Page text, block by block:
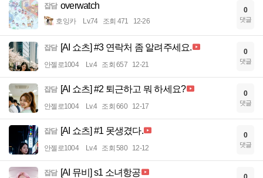
잡담 overwatch
호잉카 Lv.74 조회 471 12-26
0
댓글
잡담 [AI 쇼츠] #3 연락처 좀 알려주세요.
안젤로1004 Lv.4 조회 657 12-21
0
댓글
잡담 [AI 쇼츠] #2 퇴근하고 뭐 하세요?
안젤로1004 Lv.4 조회 660 12-17
0
댓글
잡담 [AI 쇼츠] #1 못생겼다.
안젤로1004 Lv.4 조회 580 12-12
0
댓글
잡담 [AI 뮤비] s1 소녀항공